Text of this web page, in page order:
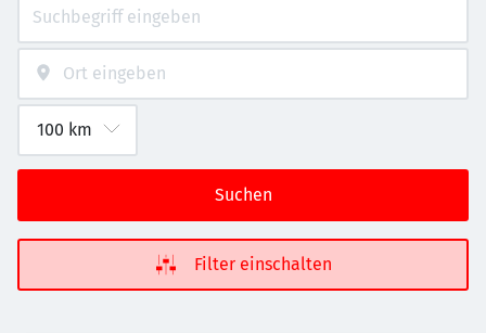
Suchen
Filter einschalten